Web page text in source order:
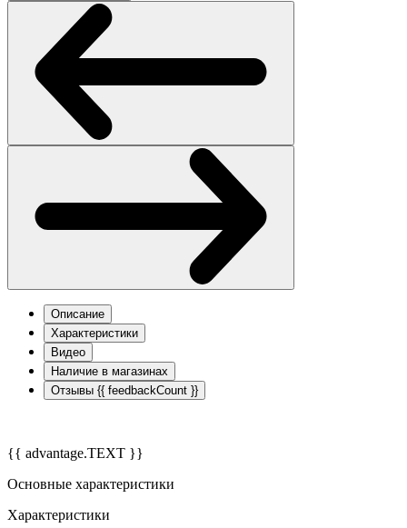
Описание
Характеристики
Видео
Наличие в магазинах
Отзывы {{ feedbackCount }}
{{ advantage.TEXT }}
Основные характеристики
Характеристики